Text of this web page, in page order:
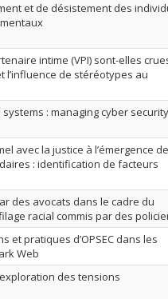
et de désistement des
intime (VPI) sont-elles
l’influence de stéréotypes au
: managing cyber security
avec la justice à l’émergence de
: identification de facteurs
des avocats dans le cadre du
racial commis par des
pratiques d’OPSEC dans les
Web
des tensions